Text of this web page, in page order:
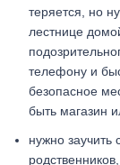
теряется, но
лестнице
телефону и
безопасное
быть магазин
нужно заучить